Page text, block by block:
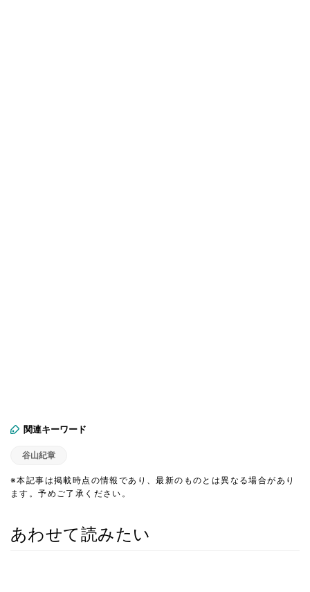
関連キーワード
谷山紀章
※本記事は掲載時点の情報であり、最新のものとは異なる場合があり
ます。予めご了承ください。
あわせて読みたい